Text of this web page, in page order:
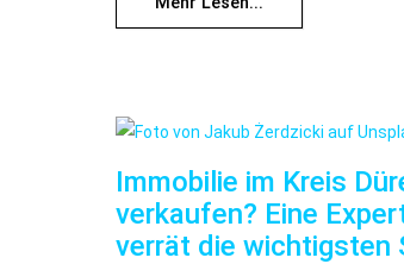
Immobilie im Kreis
verkaufen? Eine
verrät die wichtigsten